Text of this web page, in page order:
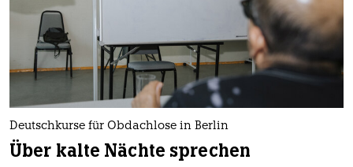
Deutschkurse für Obdachlose in Berlin
Über kalte Nächte sprechen